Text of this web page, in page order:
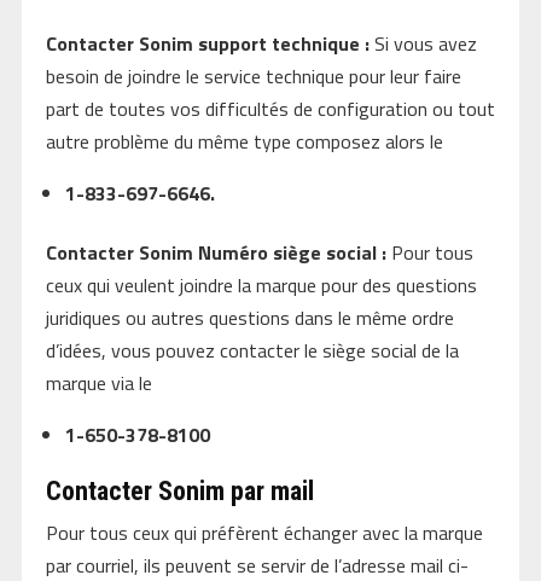
Contacter Sonim support technique :Si vous avez
besoin de joindre le service technique pour leur faire
part de toutes vos difficultés de configuration ou tout
autre problème du même type composez alors le
1-833-697-6646.
Contacter Sonim Numéro siège social : Pour tous
ceux qui veulent joindre la marque pour des questions
juridiques ou autres questions dans le même ordre
d’idées, vous pouvez contacter le siège social de la
marque via le
1-650-378-8100
Contacter Sonim par mail
Pour tous ceux qui préfèrent échanger avec la marque
par courriel, ils peuvent se servir de l’adresse mail ci-